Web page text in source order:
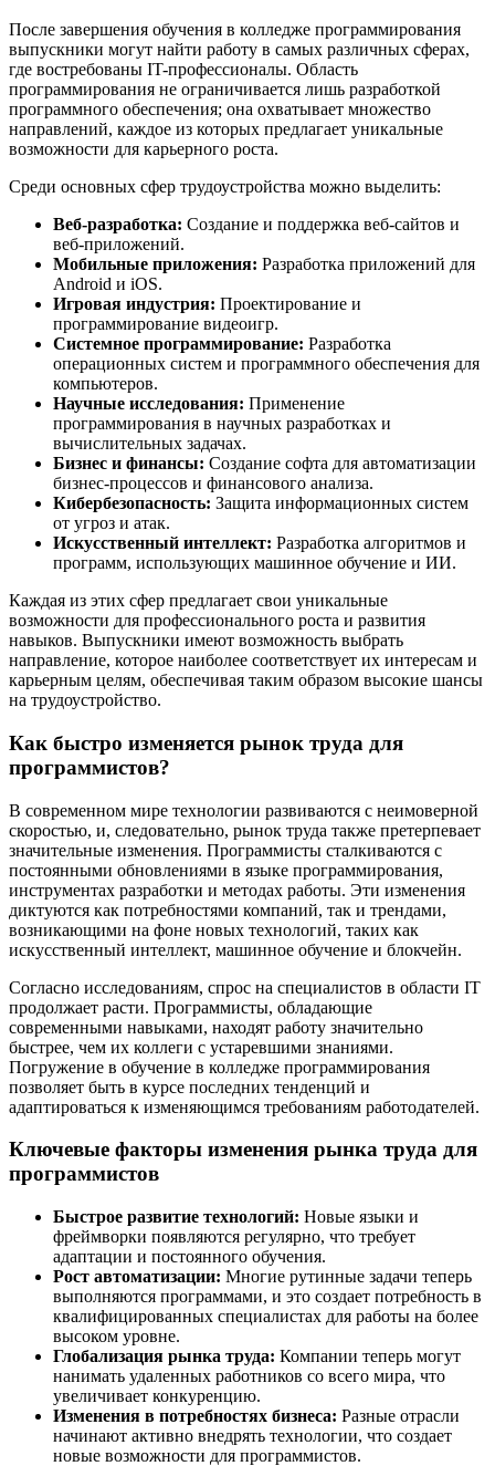
После завершения обучения в колледже программирования
выпускники могут найти работу в самых различных сферах,
где востребованы IT-профессионалы. Область
программирования не ограничивается лишь разработкой
программного обеспечения; она охватывает множество
направлений, каждое из которых предлагает уникальные
возможности для карьерного роста.
Среди основных сфер трудоустройства можно выделить:
Веб-разработка: Создание и поддержка веб-сайтов и
веб-приложений.
Мобильные приложения: Разработка приложений для
Android и iOS.
Игровая индустрия: Проектирование и
программирование видеоигр.
Системное программирование: Разработка
операционных систем и программного обеспечения для
компьютеров.
Научные исследования: Применение
программирования в научных разработках и
вычислительных задачах.
Бизнес и финансы: Создание софта для автоматизации
бизнес-процессов и финансового анализа.
Кибербезопасность: Защита информационных систем
от угроз и атак.
Искусственный интеллект: Разработка алгоритмов и
программ, использующих машинное обучение и ИИ.
Каждая из этих сфер предлагает свои уникальные
возможности для профессионального роста и развития
навыков. Выпускники имеют возможность выбрать
направление, которое наиболее соответствует их интересам и
карьерным целям, обеспечивая таким образом высокие шансы
на трудоустройство.
Как быстро изменяется рынок труда для
программистов?
В современном мире технологии развиваются с неимоверной
скоростью, и, следовательно, рынок труда также претерпевает
значительные изменения. Программисты сталкиваются с
постоянными обновлениями в языке программирования,
инструментах разработки и методах работы. Эти изменения
диктуются как потребностями компаний, так и трендами,
возникающими на фоне новых технологий, таких как
искусственный интеллект, машинное обучение и блокчейн.
Согласно исследованиям, спрос на специалистов в области IT
продолжает расти. Программисты, обладающие
современными навыками, находят работу значительно
быстрее, чем их коллеги с устаревшими знаниями.
Погружение в обучение в колледже программирования
позволяет быть в курсе последних тенденций и
адаптироваться к изменяющимся требованиям работодателей.
Ключевые факторы изменения рынка труда для
программистов
Быстрое развитие технологий: Новые языки и
фреймворки появляются регулярно, что требует
адаптации и постоянного обучения.
Рост автоматизации: Многие рутинные задачи теперь
выполняются программами, и это создает потребность в
квалифицированных специалистах для работы на более
высоком уровне.
Глобализация рынка труда: Компании теперь могут
нанимать удаленных работников со всего мира, что
увеличивает конкуренцию.
Изменения в потребностях бизнеса: Разные отрасли
начинают активно внедрять технологии, что создает
новые возможности для программистов.